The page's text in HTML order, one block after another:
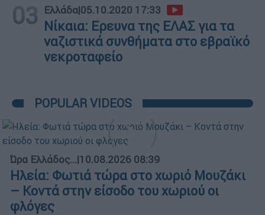
03 Ελλάδα|05.10.2020 17:33
Νίκαια: Ερευνα της ΕΛΑΣ για τα
ναζιστικά συνθήματα στο εβραϊκό
νεκροταφείο
POPULAR VIDEOS
Ώρα Ελλάδος...|10.08.2026 08:39
Ηλεία: Φωτιά τώρα στο χωριό Μουζάκι
– Κοντά στην είσοδο του χωριού οι
φλόγες